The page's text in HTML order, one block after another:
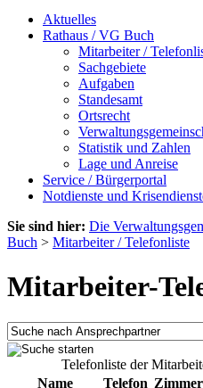
Aktuelles
Rathaus / VG Buch
Mitarbeiter /
Sachgebiete
Aufgaben
Standesamt
Ortsrecht
Statistik und Zahlen
Lage und Anreise
Service / Bürgerportal
Notdienste und
Sie sind hier: Die
Buch > Mitarbeiter / Telefonliste
Mitarbeiter-
Telefonliste der
Name
Telefon Zimmer